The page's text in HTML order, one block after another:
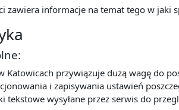
zawiera informacje na temat tego w jaki
Katowicach przywiązuje dużą wagę do
i zapisywania ustawień
tekstowe wysyłane przez serwis do